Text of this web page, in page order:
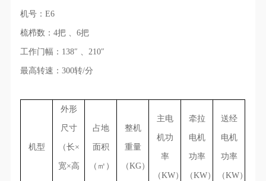
机号：E6
梳栉数：4把 、6把
工作门幅：138″ 、210″
最高转速：300转/分
机型
外形
尺寸
（长×
宽×高
占地
面积
（㎡）
整机
重量
（KG）
主电
机功
率
（KW）
牵拉
电机
功率
（KW）
送经
电机
功率
（KW）